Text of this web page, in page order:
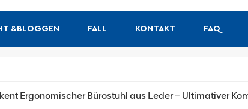
&BLOGGEN FALL KONTAKT FAQ
Ergonomischer Bürostuhl aus Leder – Ultimativer